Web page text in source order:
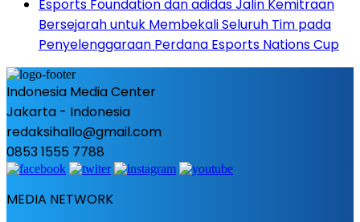
Esports Foundation dan adidas Jalin Kemitraan
Bersejarah untuk Membekali Seluruh Tim pada
Penyelenggaraan Perdana Esports Nations Cup
Indonesia Media Center
Jakarta - Indonesia
redaksihallo@gmail.com
0853 1555 7788
MEDIA NETWORK